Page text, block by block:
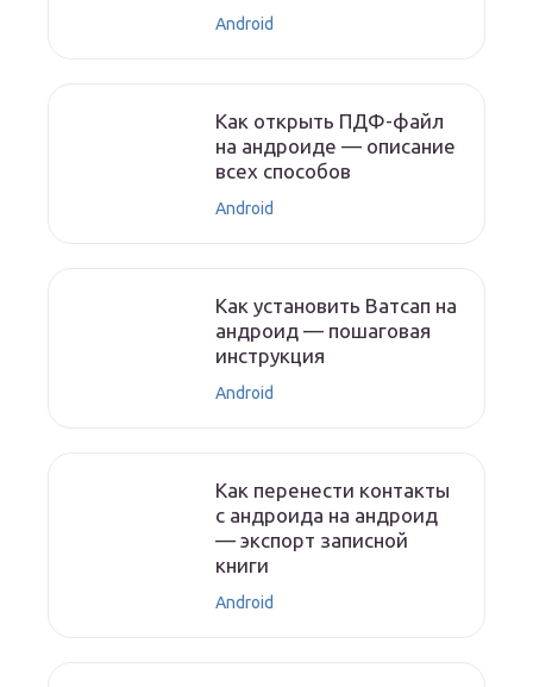
Android
Как открыть ПДФ-файл
на андроиде — описание
всех способов
Android
Как установить Ватсап на
андроид — пошаговая
инструкция
Android
Как перенести контакты
с андроида на андроид
— экспорт записной
книги
Android